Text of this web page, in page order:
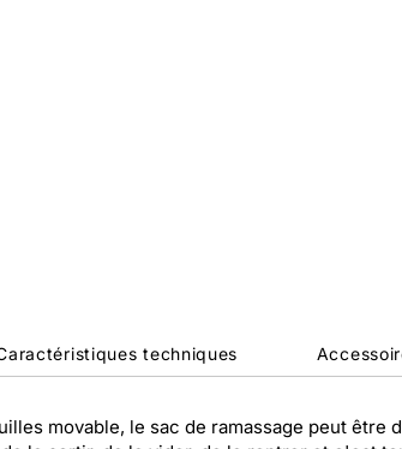
techniques
movable, le sac de ramassage peut